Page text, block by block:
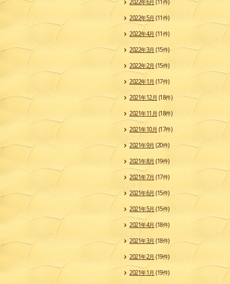
2022年6月 (11件)
2022年5月 (11件)
2022年4月 (11件)
2022年3月 (15件)
2022年2月 (15件)
2022年1月 (17件)
2021年12月 (18件)
2021年11月 (18件)
2021年10月 (17件)
2021年9月 (20件)
2021年8月 (19件)
2021年7月 (17件)
2021年6月 (15件)
2021年5月 (15件)
2021年4月 (18件)
2021年3月 (18件)
2021年2月 (19件)
2021年1月 (19件)